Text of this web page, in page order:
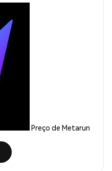
Preço de Metarun